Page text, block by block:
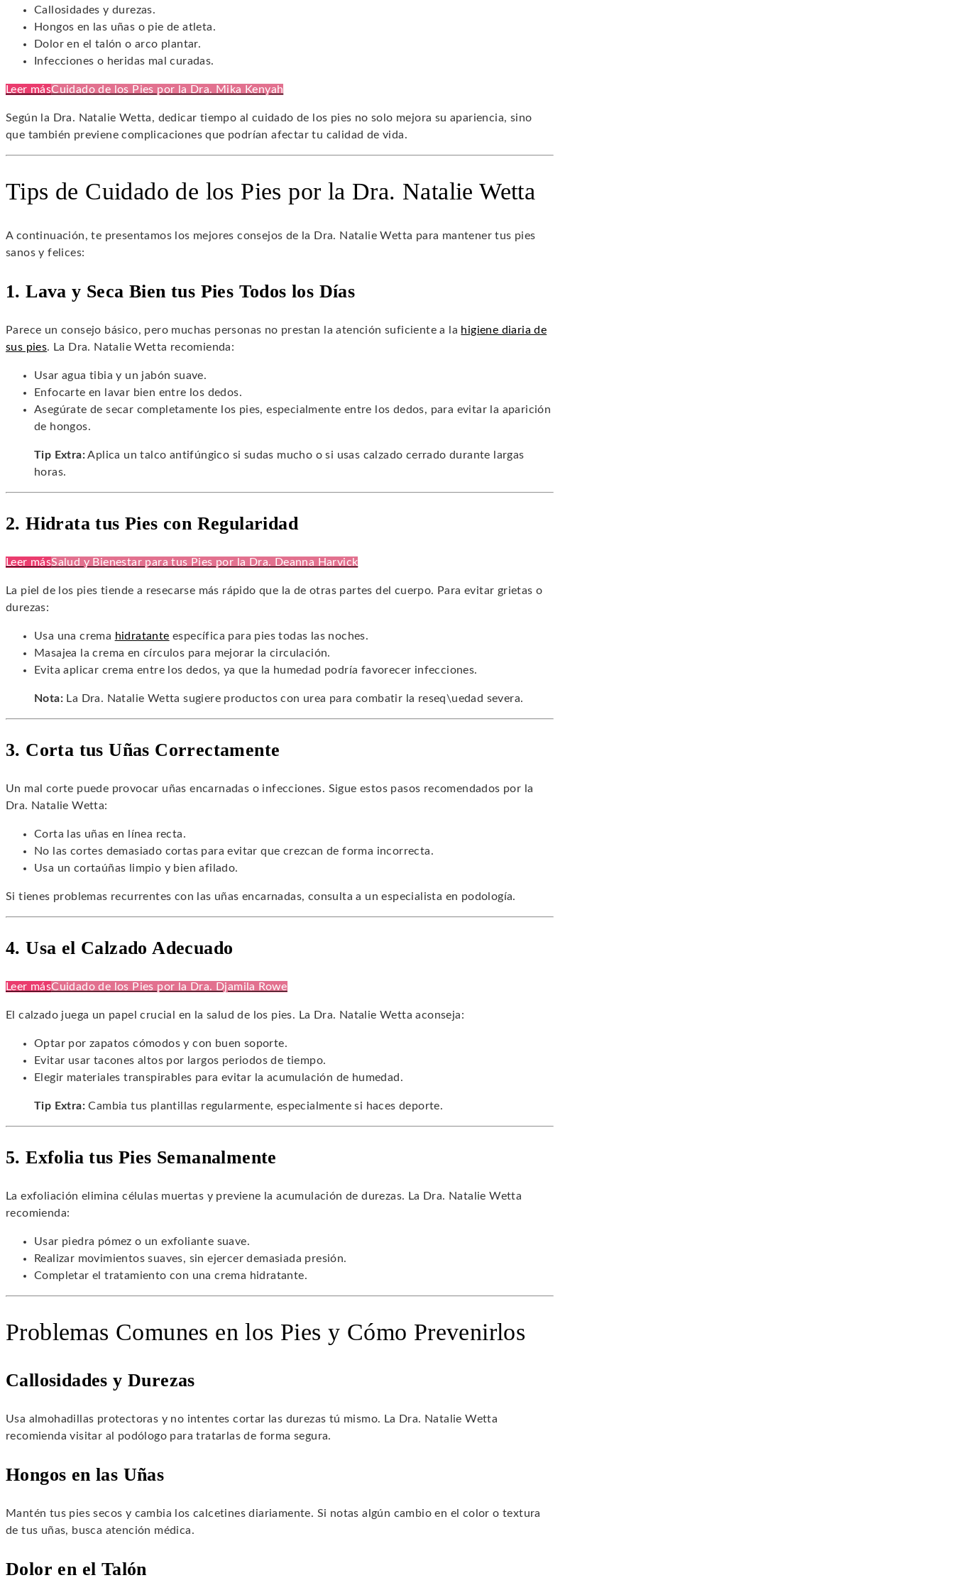
Callosidades y durezas.
Hongos en las uñas o pie de atleta.
Dolor en el talón o arco plantar.
Infecciones o heridas mal curadas.
Leer másCuidado de los Pies por la Dra. Mika Kenyah
Según la Dra. Natalie Wetta, dedicar tiempo al cuidado de los pies no solo mejora su apariencia, sino
que también previene complicaciones que podrían afectar tu calidad de vida.
Tips de Cuidado de los Pies por la Dra. Natalie Wetta
A continuación, te presentamos los mejores consejos de la Dra. Natalie Wetta para mantener tus pies
sanos y felices:
1. Lava y Seca Bien tus Pies Todos los Días
Parece un consejo básico, pero muchas personas no prestan la atención suficiente a la higiene diaria de
sus pies. La Dra. Natalie Wetta recomienda:
Usar agua tibia y un jabón suave.
Enfocarte en lavar bien entre los dedos.
Asegúrate de secar completamente los pies, especialmente entre los dedos, para evitar la aparición
de hongos.
Tip Extra:Aplica un talco antifúngico si sudas mucho o si usas calzado cerrado durante largas
horas.
2. Hidrata tus Pies con Regularidad
Leer másSalud y Bienestar para tus Pies por la Dra. Deanna Harvick
La piel de los pies tiende a resecarse más rápido que la de otras partes del cuerpo. Para evitar grietas o
durezas:
Usa una crema hidratante específica para pies todas las noches.
Masajea la crema en círculos para mejorar la circulación.
Evita aplicar crema entre los dedos, ya que la humedad podría favorecer infecciones.
Nota: La Dra. Natalie Wetta sugiere productos con urea para combatir la reseq\uedad severa.
3. Corta tus Uñas Correctamente
Un mal corte puede provocar uñas encarnadas o infecciones. Sigue estos pasos recomendados por la
Dra. Natalie Wetta:
Corta las uñas en línea recta.
No las cortes demasiado cortas para evitar que crezcan de forma incorrecta.
Usa un cortaúñas limpio y bien afilado.
Si tienes problemas recurrentes con las uñas encarnadas, consulta a un especialista en podología.
4. Usa el Calzado Adecuado
Leer másCuidado de los Pies por la Dra. Djamila Rowe
El calzado juega un papel crucial en la salud de los pies. La Dra. Natalie Wetta aconseja:
Optar por zapatos cómodos y con buen soporte.
Evitar usar tacones altos por largos periodos de tiempo.
Elegir materiales transpirables para evitar la acumulación de humedad.
Tip Extra: Cambia tus plantillas regularmente, especialmente si haces deporte.
5. Exfolia tus Pies Semanalmente
La exfoliación elimina células muertas y previene la acumulación de durezas. La Dra. Natalie Wetta
recomienda:
Usar piedra pómez o un exfoliante suave.
Realizar movimientos suaves, sin ejercer demasiada presión.
Completar el tratamiento con una crema hidratante.
Problemas Comunes en los Pies y Cómo Prevenirlos
Callosidades y Durezas
Usa almohadillas protectoras y no intentes cortar las durezas tú mismo. La Dra. Natalie Wetta
recomienda visitar al podólogo para tratarlas de forma segura.
Hongos en las Uñas
Mantén tus pies secos y cambia los calcetines diariamente. Si notas algún cambio en el color o textura
de tus uñas, busca atención médica.
Dolor en el Talón